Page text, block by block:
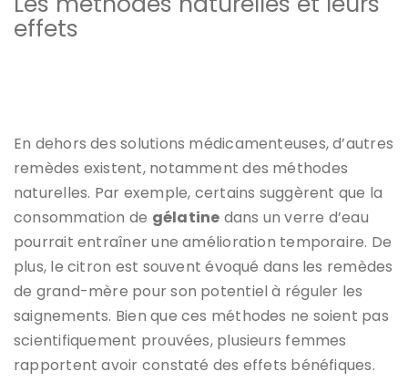
effets
En dehors des solutions médicamenteuses, d’autres
remèdes existent, notamment des méthodes
naturelles. Par exemple, certains suggèrent que la
consommation de gélatine dans un verre d’eau
pourrait entraîner une amélioration temporaire. De
plus, le citron est souvent évoqué dans les remèdes
de grand-mère pour son potentiel à réguler les
saignements. Bien que ces méthodes ne soient pas
scientifiquement prouvées, plusieurs femmes
rapportent avoir constaté des effets bénéfiques.